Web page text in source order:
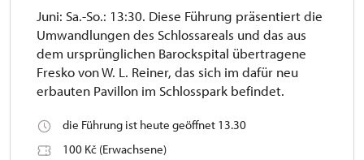
Juni: Sa.-So.: 13:30. Diese Führung präsentiert die
Umwandlungen des Schlossareals und das aus
dem ursprünglichen Barockspital übertragene
Fresko von W. L. Reiner, das sich im dafür neu
erbauten Pavillon im Schlosspark befindet.
die Führung ist heute geöffnet 13.30
100 Kč (Erwachsene)